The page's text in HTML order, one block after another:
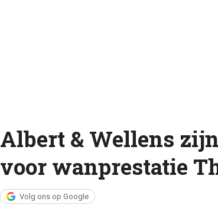
Albert & Wellens
voor wanprestatie
Volg ons op Google